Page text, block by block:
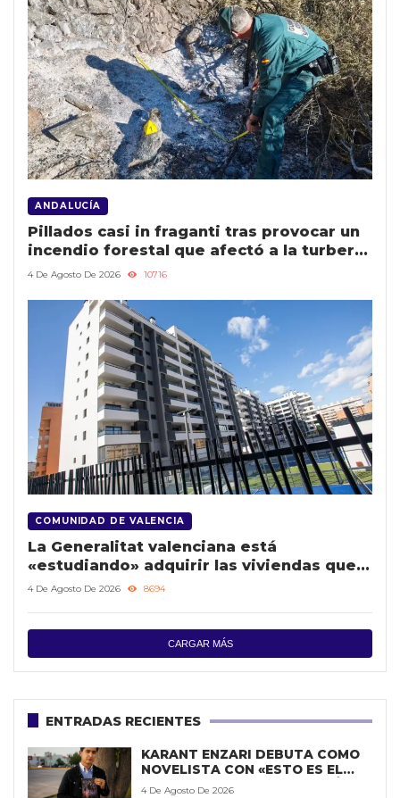
ANDALUCÍA
Pillados casi in fraganti tras provocar un
incendio forestal que afectó a la turbera
de Padul
4 De Agosto De 2026 10716
COMUNIDAD DE VALENCIA
La Generalitat valenciana está
«estudiando» adquirir las viviendas que
se vendan de Les Naus para el parque
4 De Agosto De 2026 8694
CARGAR MÁS
ENTRADAS RECIENTES
KARANT ENZARI DEBUTA COMO
NOVELISTA CON «ESTO ES EL
DESTINO… ¿O UNA MALDICIÓN?»
4 De Agosto De 2026